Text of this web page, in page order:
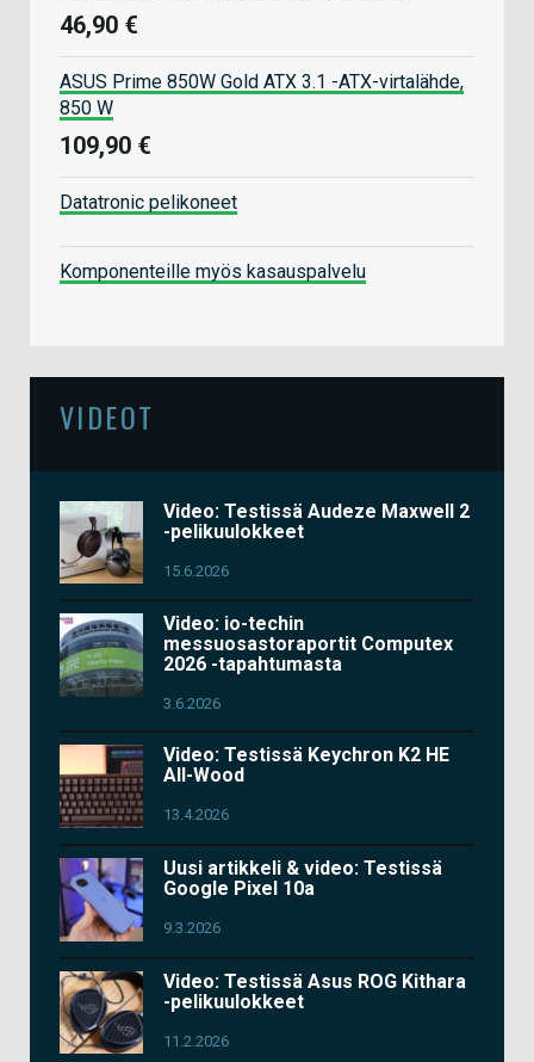
46,90 €
ASUS Prime 850W Gold ATX 3.1 -ATX-virtalähde,
850 W
109,90 €
Datatronic pelikoneet
Komponenteille myös kasauspalvelu
VIDEOT
Video: Testissä Audeze Maxwell 2
-pelikuulokkeet
15.6.2026
Video: io-techin
messuosastoraportit Computex
2026 -tapahtumasta
3.6.2026
Video: Testissä Keychron K2 HE
All-Wood
13.4.2026
Uusi artikkeli & video: Testissä
Google Pixel 10a
9.3.2026
Video: Testissä Asus ROG Kithara
-pelikuulokkeet
11.2.2026